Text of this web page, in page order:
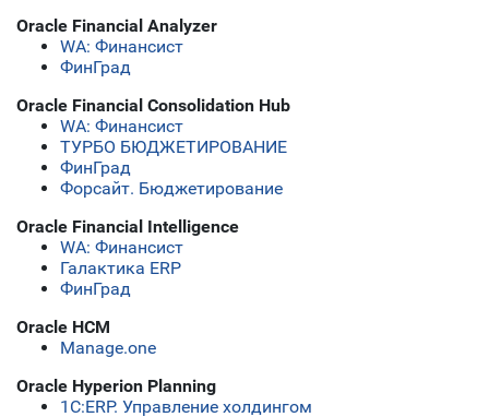
Oracle Financial Analyzer
WA: Финансист
ФинГрад
Oracle Financial Consolidation Hub
WA: Финансист
ТУРБО БЮДЖЕТИРОВАНИЕ
ФинГрад
Форсайт. Бюджетирование
Oracle Financial Intelligence
WA: Финансист
Галактика ERP
ФинГрад
Oracle HCM
Manage.one
Oracle Hyperion Planning
1С:ERP. Управление холдингом